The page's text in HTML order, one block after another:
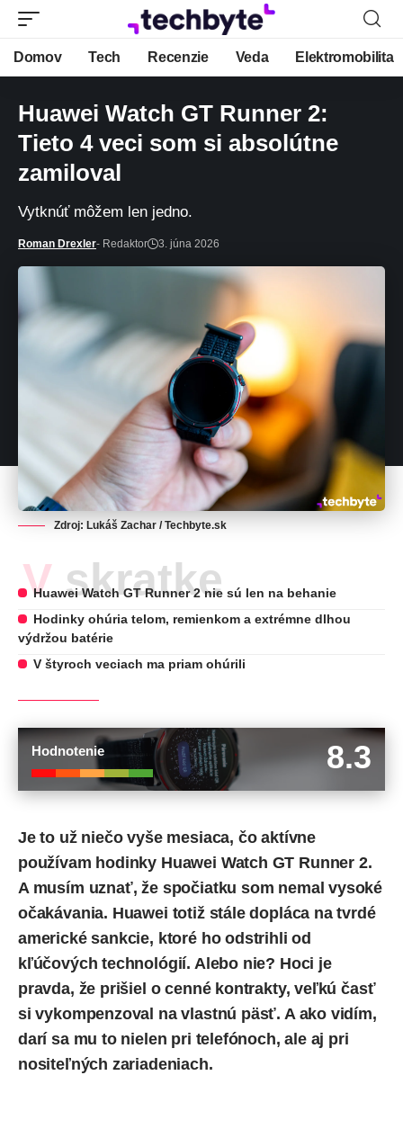
Domov Tech Recenzie Veda Elektromobilita
Huawei Watch GT Runner 2:
Tieto 4 veci som si absolútne
zamiloval
Vytknúť môžem len jedno.
Roman Drexler- Redaktor 3. júna 2026
Zdroj: Lukáš Zachar / Techbyte.sk
V skratke
Huawei Watch GT Runner 2 nie sú len na behanie
Hodinky ohúria telom, remienkom a extrémne dlhou
výdržou batérie
V štyroch veciach ma priam ohúrili
8.3
Hodnotenie
Je to už niečo vyše mesiaca, čo aktívne
používam hodinky Huawei Watch GT Runner 2.
A musím uznať, že spočiatku som nemal vysoké
očakávania. Huawei totiž stále dopláca na tvrdé
americké sankcie, ktoré ho odstrihli od
kľúčových technológií. Alebo nie? Hoci je
pravda, že prišiel o cenné kontrakty, veľkú časť
si vykompenzoval na vlastnú päsť. A ako vidím,
darí sa mu to nielen pri telefónoch, ale aj pri
nositeľných zariadeniach.